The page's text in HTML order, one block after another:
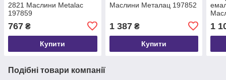
2821 Маслини Меtalac
197859
767 ₴
Купити
Маслини Металац 197852
1 387₴
Купити
1
Подібні товари компанії